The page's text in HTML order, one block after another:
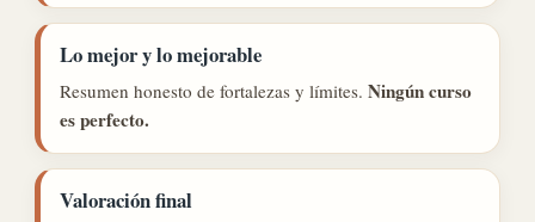
Lo mejor y lo mejorable
Resumen honesto de fortalezas y límites. Ningún curso
es perfecto.
Valoración final